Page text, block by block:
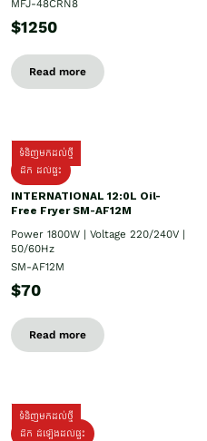
MFJ-48CRN8
$1250
Read more
ទំនិញមកដល់ថ្មី
ដឹក​ ដល់ផ្ទះ
INTERNATIONAL 12:0L Oil-
Free Fryer SM-AF12M
Power 1800W | Voltage 220/240V |
50/60Hz
SM-AF12M
$70
Read more
ទំនិញមកដល់ថ្មី
ដឹក ដំឡើងដល់ផ្ទះ